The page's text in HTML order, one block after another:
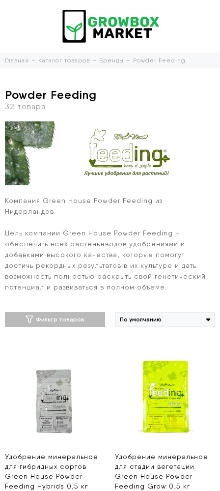
Главная Каталог товаров Бренды Powder Feeding
Powder Feeding
Компания Green House Powder Feeding из
Нидерландов.
Цель компании Green House Powder Feeding –
обеспечить всех растеньеводов удобрениями и
добавками высокого качества, которые помогут
достичь рекордных результатов в их культуре и дать
возможность полностью раскрыть свой генетический
потенциал и развиваться в полном объеме.
Фильтр товаров
Удобрение минеральное
для гибридных сортов
Green House Powder
Feeding Hybrids 0,5 кг
Удобрение минеральное
для стадии вегетации
Green House Powder
Feeding Grow 0,5 кг